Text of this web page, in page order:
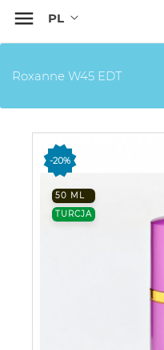

Roxanne W45 EDT
-20%
50 ML
TURCJA